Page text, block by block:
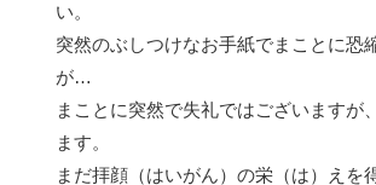
い。
突然のぶしつけなお手紙でまことに恐
が…
まことに突然で失礼ではございますが
ます。
まだ拝顔（はいがん）の栄（は）えを